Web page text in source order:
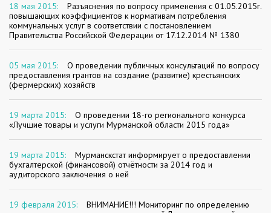
18 мая 2015:
Разъяснения по вопросу применения с 01.05.2015г.
повышающих коэффициентов к нормативам потребления
коммунальных услуг в соответствии с постановлением
Правительства Российской Федерации от 17.12.2014 № 1380
05 мая 2015:
О проведении публичных консультаций по вопросу
предоставления грантов на создание (развитие) крестьянских
(фермерских) хозяйств
19 марта 2015:
О проведении 18-го регионального конкурса
«Лучшие товары и услуги Мурманской области 2015 года»
19 марта 2015:
Мурманскстат информирует о предоставлении
бухгалтерской (финансовой) отчётности за 2014 год и
аудиторского заключения о ней
19 февраля 2015:
ВНИМАНИЕ!!! Мониторинг по определению